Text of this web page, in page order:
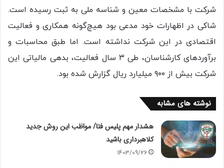
شرکت با مشخصات معین و شناسه ملی به ثبت رسیده است.
شاکی در اظهارات خود مدعی بود هیچ‌گونه همکاری و فعالیت
اقتصادی در این شرکت نداشته است. اما طبق محاسبات و
برآوردهای کارشناسان، طی ۳ سال فعالیت، بدهی مالیاتی این
شرکت بیش از ۹۰۰ میلیارد ریال گزارش شده بود.
نوشته های مشابه
هشدار مهم پلیس فتا/ مواظب این روش جدید
کلاهبرداری باشید
1403/09/26